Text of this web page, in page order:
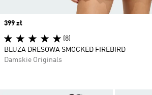
Price
399 zł
(8)
BLUZA DRESOWA SMOCKED FIREBIRD
Damskie Originals